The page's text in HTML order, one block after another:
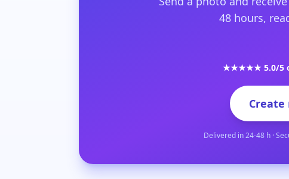
48 hours,
★★★★★ 5.0/5
Delivered in 24-48 h ·